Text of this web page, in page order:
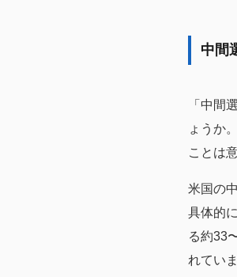
中間
「中間
ょうか
ことは
米国の
具体的
る約33
れていま